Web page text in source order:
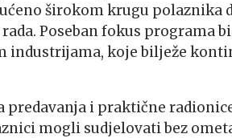
širokom krugu polaznika
Poseban fokus programa
koje bilježe
predavanja i praktične
mogli sudjelovati bez